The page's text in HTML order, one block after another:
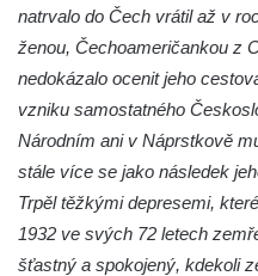
Vyhlídka v Dolní Chřibské
Vyhlídka nad Údolím
Vyhlídka u Perníkové
samoty a Údolím vzdechů
Údajná vyhlídka u
v Nové Vsi-Teplicích
Údajná vyhlídka pod
natrvalo do Čech vrátil až v
ženou, Čechoameričankou z
nedokázalo ocenit jeho
vzniku samostatného
Národním ani v Náprstkově
stále více se jako následek
Trpěl těžkými depresemi,
1932 ve svých 72 letech
šťastný a spokojený, kdekoli